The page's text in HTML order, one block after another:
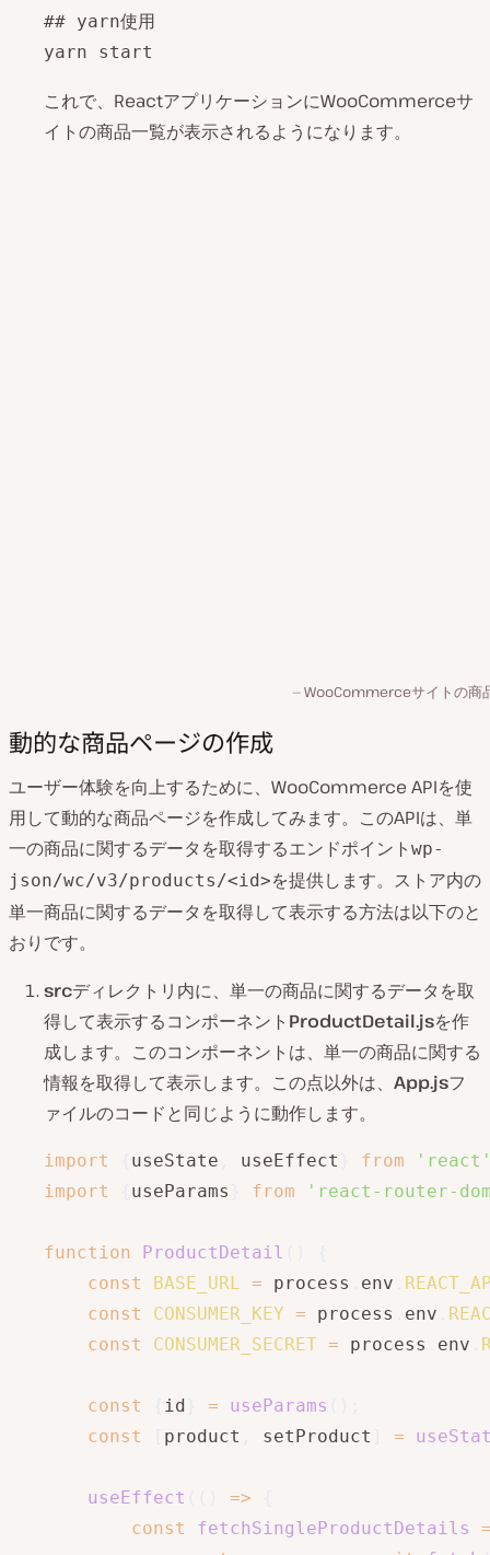
## yarn使用
yarn start
これで、ReactアプリケーションにWooCommerceサ
イトの商品一覧が表示されるようになります。
WooCommerceサイトの商
動的な商品ページの作成
ユーザー体験を向上するために、WooCommerce APIを使
用して動的な商品ページを作成してみます。このAPIは、単
一の商品に関するデータを取得するエンドポイント wp-
json/wc/v3/products/<id>を提供します。ストア内の
単一商品に関するデータを取得して表示する方法は以下のと
おりです。
srcディレクトリ内に、単一の商品に関するデータを取
得して表示するコンポーネント ProductDetail.jsを作
成します。このコンポーネントは、単一の商品に関する
情報を取得して表示します。この点以外は、 App.jsフ
ァイルのコードと同じように動作します。
import useState useEffect from
import
useParams from 'react-router-
function ProductDetail
const
BASE_URL = process env
const
CONSUMER_KEY = process env
const
CONSUMER_SECRET = process env
const id = useParams
const
product setProduct =
useEffect =>
const
fetchSingleProductDetails